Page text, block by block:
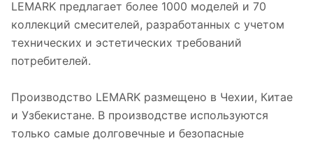
LEMARK предлагает более 1000 моделей и 70
коллекций смесителей, разработанных с учетом
технических и эстетических требований
потребителей.
Производство LEMARK размещено в Чехии, Китае
и Узбекистане. В производстве используются
только самые долговечные и безопасные